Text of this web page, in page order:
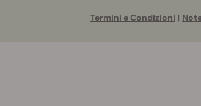
Termini e Condizioni |